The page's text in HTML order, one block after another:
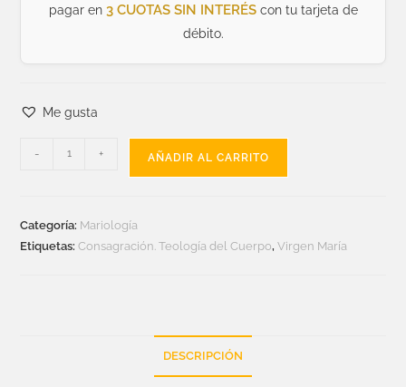
pagar en 3 CUOTAS SIN INTERÉScon tu tarjeta de
débito.
Me gusta
- + AÑADIR AL CARRITO
Categoría: Mariología
Etiquetas:Consagración. Teología del Cuerpo,Virgen María
DESCRIPCIÓN